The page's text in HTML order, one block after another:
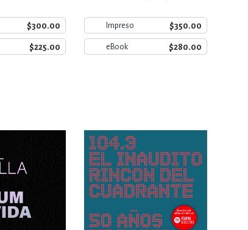
Y LINGÜÍSTICA
VETERINARIA
$300.00
$225.00
Impreso $350.00
eBook $280.00